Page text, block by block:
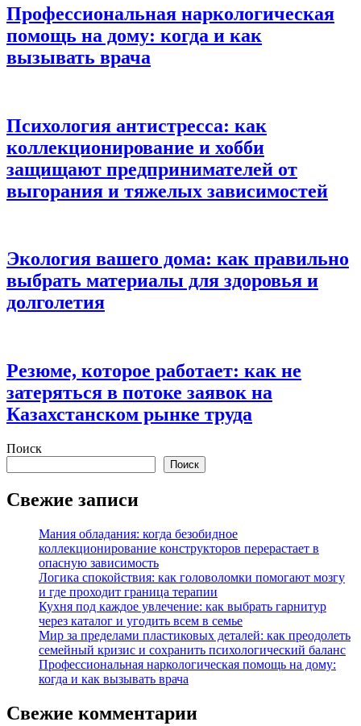
Профессиональная наркологическая
помощь на дому: когда и как
вызывать врача
Психология антистресса: как
коллекционирование и хобби
защищают предпринимателей от
выгорания и тяжелых зависимостей
Экология вашего дома: как правильно
выбрать материалы для здоровья и
долголетия
Резюме, которое работает: как не
затеряться в потоке заявок на
Казахстанском рынке труда
Поиск
Поиск
Свежие записи
Мания обладания: когда безобидное
коллекционирование конструкторов перерастает в
опасную зависимость
Логика спокойствия: как головоломки помогают мозгу
и где проходит граница терапии
Кухня под каждое увлечение: как выбрать гарнитур
через каталог и угодить всем в семье
Мир за пределами пластиковых деталей: как преодолеть
семейный кризис и сохранить психологический баланс
Профессиональная наркологическая помощь на дому:
когда и как вызывать врача
Свежие комментарии